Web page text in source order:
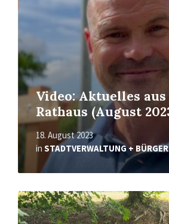
Video: Aktuelles aus
Rathaus (August
18. August 2023
in STADTVERWALTUNG +
Read
More